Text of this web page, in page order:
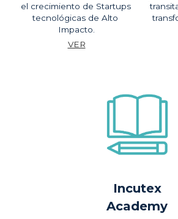
el crecimiento de Startups
tecnológicas de Alto
Impacto.
VER
Incutex
Academy